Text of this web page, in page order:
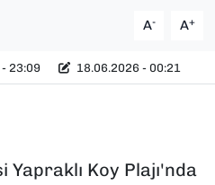
A- A+
23:09 18.06.2026 - 00:21
Koy Plajı'nda